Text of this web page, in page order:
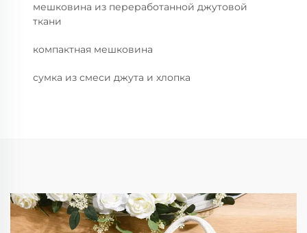
мешковина из переработанной джутовой
ткани
компактная мешковина
сумка из смеси джута и хлопка